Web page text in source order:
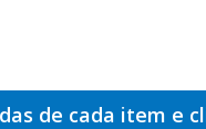
de cada item e